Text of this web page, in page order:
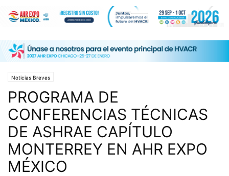
Noticias Breves
PROGRAMA DE
CONFERENCIAS TÉCNICAS
DE ASHRAE CAPÍTULO
MONTERREY EN AHR EXPO
MÉXICO